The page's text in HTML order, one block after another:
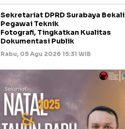
Sekretariat DPRD Surabaya Bekali
Pegawai Teknik
Fotografi, Tingkatkan Kualitas
Dokumentasi Publik
Rabu, 05 Agu 2026 15:31 WIB